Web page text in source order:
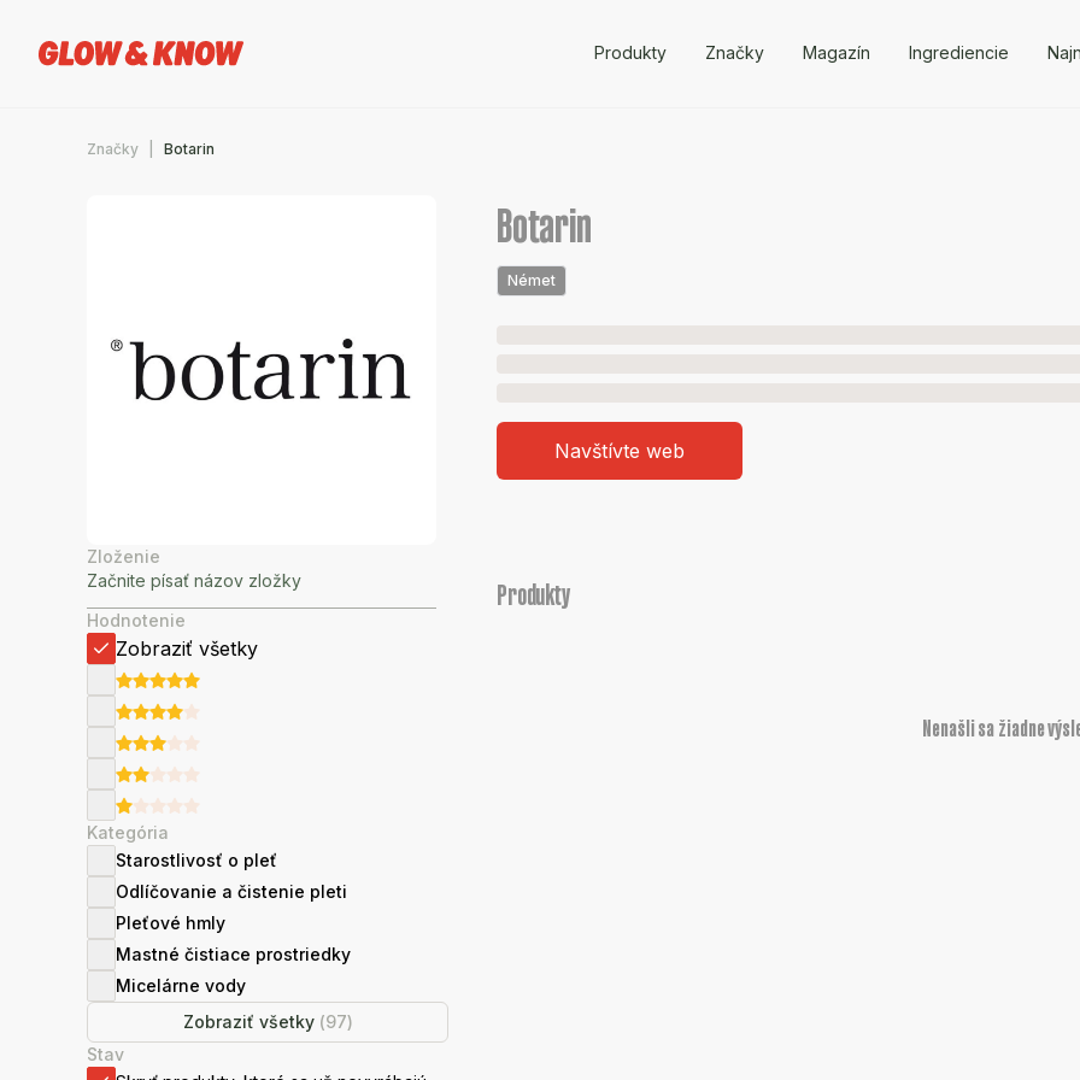
Produkty Značky Magazín Ingrediencie
Značky Botarin
Zloženie
Hodnotenie
Zobraziť všetky
Kategória
Starostlivosť o pleť
Odlíčovanie a čistenie pleti
Pleťové hmly
Mastné čistiace prostriedky
Micelárne vody
Zobraziť všetky (97)
Stav
Botarin
Német
Navštívte web
Produkty
Nenašli sa žiadne